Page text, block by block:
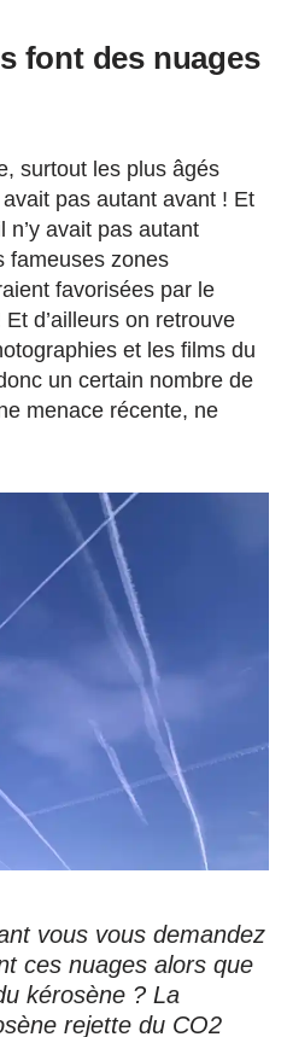
font des nuages
surtout les plus âgés
avait pas autant avant ! Et
avait pas autant
fameuses zones
favorisées par le
d’ailleurs on retrouve
et les films du
un certain nombre de
menace récente, ne
vous vous demandez
ces nuages alors que
kérosène ? La
rejette du CO2